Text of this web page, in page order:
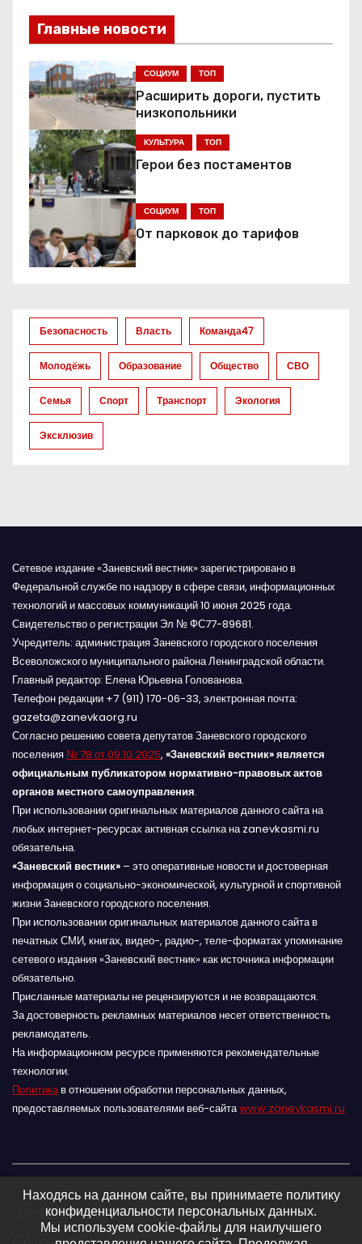
и
г
а
ц
и
я
п
о
а
п
и
с
я
Главные новости
СОЦИУМ ТОП
Расширить дороги, пустить
низкопольники
КУЛЬТУРА ТОП
Герои без постаментов
СОЦИУМ ТОП
От парковок до тарифов
Безопасность Власть Команда47
Молодёжь Образование Общество СВО
Семья Спорт Транспорт Экология
Эксклюзив
Сетевое издание «Заневский вестник» зарегистрировано в
Федеральной службе по надзору в сфере связи, информационных
технологий и массовых коммуникаций 10 июня 2025 года.
Свидетельство о регистрации Эл № ФС77-89681.
Учредитель: администрация Заневского городского поселения
Всеволожского муниципального района Ленинградской области.
Главный редактор: Елена Юрьевна Голованова.
Телефон редакции +7 (911) 170-06-33, электронная почта:
gazeta@zanevkaorg.ru
Согласно решению совета депутатов Заневского городского
поселения № 78 от 09.10.2025, «Заневский вестник» является
официальным публикатором нормативно-правовых актов
органов местного самоуправления.
При использовании оригинальных материалов данного сайта на
любых интернет-ресурсах активная ссылка на zanevkasmi.ru
обязательна.
«Заневский вестник» – это оперативные новости и достоверная
информация о социально-экономической, культурной и спортивной
жизни Заневского городского поселения.
При использовании оригинальных материалов данного сайта в
печатных СМИ, книгах, видео-, радио-, теле-форматах упоминание
сетевого издания «Заневский вестник» как источника информации
обязательно.
Присланные материалы не рецензируются и не возвращаются.
За достоверность рекламных материалов несет ответственность
рекламодатель.
На информационном ресурсе применяются рекомендательные
технологии.
Политикав отношении обработки персональных данных,
предоставляемых пользователями веб-сайтаwww.zanevkasmi.ru
ЗАНЕВСКИЙ ВЕСТНИК 16+
Находясь на данном сайте, вы принимаете политику
конфиденциальности персональных данных.
Мы используем cookie-файлы для наилучшего